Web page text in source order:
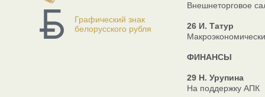
Графический знак
белорусского рубля
Внешнеторговое
26 И. Татур
ФИНАНСЫ
29 Н. Урупина
На поддержку АПК